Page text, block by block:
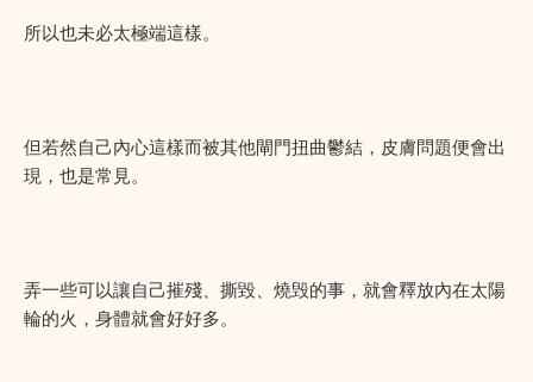
所以也未必太極端這樣。
但若然自己內心這樣而被其他閘門扭曲鬱結，皮膚問題便會出
現，也是常見。
弄一些可以讓自己摧殘、撕毀、燒毁的事，就會釋放內在太陽
輪的火，身體就會好好多。